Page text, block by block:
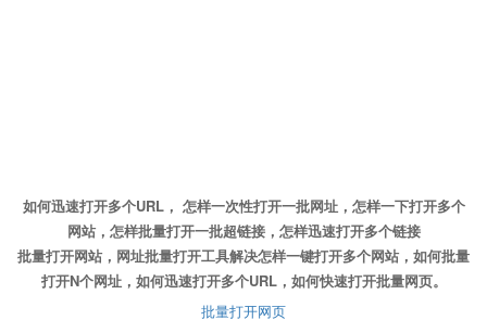
如何迅速打开多个URL， 怎样一次性打开一批网址，怎样一下打开多个
网站，怎样批量打开一批超链接，怎样迅速打开多个链接
批量打开网站，网址批量打开工具解决怎样一键打开多个网站，如何批量
打开N个网址，如何迅速打开多个URL，如何快速打开批量网页。
批量打开网页